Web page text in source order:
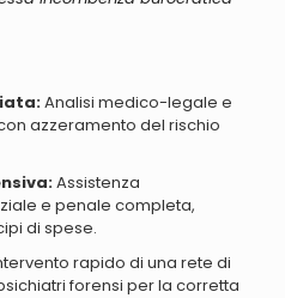
Analisi medico-legale e
azzeramento del rischio
Assistenza
e penale completa,
di spese.
rapido di una rete di
forensi per la corretta